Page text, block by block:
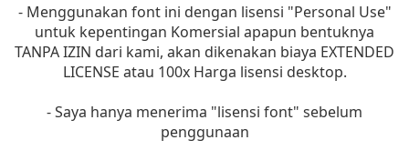
- Menggunakan font ini dengan lisensi "Personal Use"
untuk kepentingan Komersial apapun bentuknya
TANPA IZIN dari kami, akan dikenakan biaya EXTENDED
LICENSE atau 100x Harga lisensi desktop.
- Saya hanya menerima "lisensi font" sebelum
penggunaan